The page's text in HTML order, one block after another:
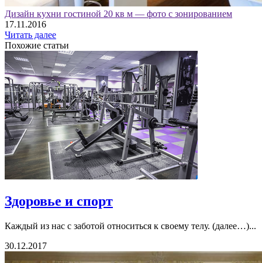
Дизайн кухни гостиной 20 кв м — фото с зонированием
17.11.2016
Читать далее
Похожие статьи
Здоровье и спорт
Каждый из нас с заботой относиться к своему телу. (далее…)...
30.12.2017